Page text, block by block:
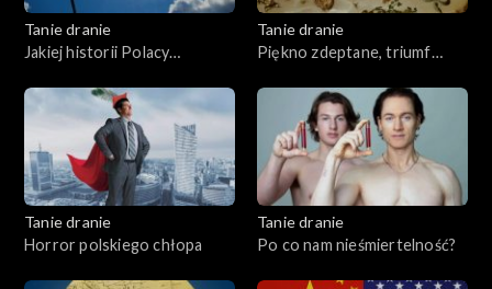
Tanie dranie
Jakiej historii Polacy
Tanie dranie
Piękno zdeptane, triumf
Tanie dranie
Horror polskiego chłopa
Tanie dranie
Po co nam nieśmiertelność?